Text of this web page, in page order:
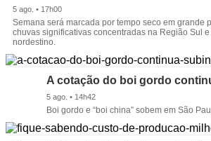
5 ago. • 17h00
Semana será marcada por tempo seco em grande
chuvas significativas concentradas na Região Sul
nordestino.
A cotação do boi gordo
5 ago. • 14h42
Boi gordo e “boi china” sobem em São